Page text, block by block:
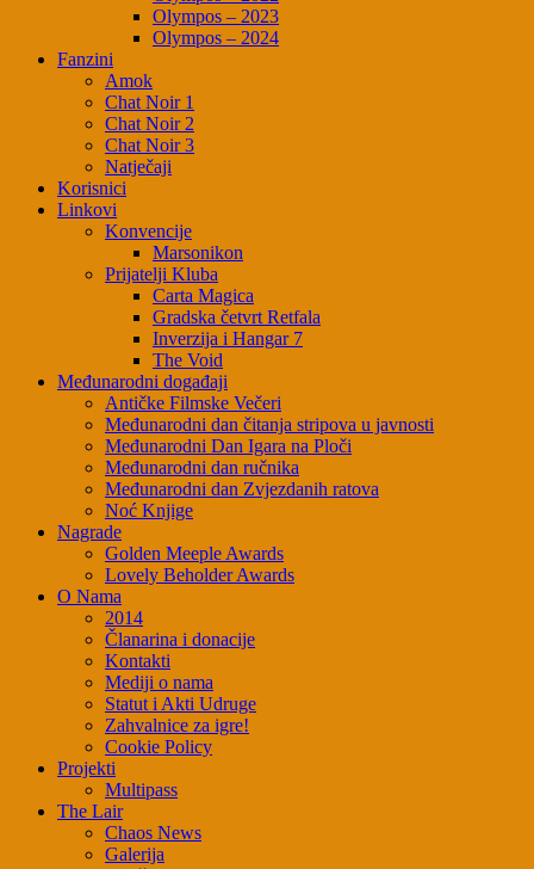
Olympos – 2023
Olympos – 2024
Fanzini
Amok
Chat Noir 1
Chat Noir 2
Chat Noir 3
Natječaji
Korisnici
Linkovi
Konvencije
Marsonikon
Prijatelji Kluba
Carta Magica
Gradska četvrt Retfala
Inverzija i Hangar 7
The Void
Međunarodni događaji
Antičke Filmske Večeri
Međunarodni dan čitanja stripova u javnosti
Međunarodni Dan Igara na Ploči
Međunarodni dan ručnika
Međunarodni dan Zvjezdanih ratova
Noć Knjige
Nagrade
Golden Meeple Awards
Lovely Beholder Awards
O Nama
2014
Članarina i donacije
Kontakti
Mediji o nama
Statut i Akti Udruge
Zahvalnice za igre!
Cookie Policy
Projekti
Multipass
The Lair
Chaos News
Galerija